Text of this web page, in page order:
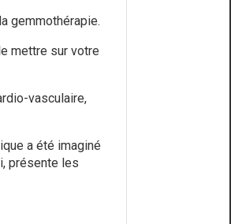
gemmothérapie.
mettre sur votre
vasculaire,
a été imaginé
présente les